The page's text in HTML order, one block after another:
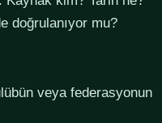
doğrulanıyor mu?
veya federasyonun